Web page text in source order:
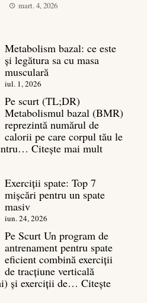
mart. 4, 2026
Metabolism bazal: ce este
și legătura sa cu masa
musculară
iul. 1, 2026
Pe scurt (TL;DR)
Metabolismul bazal (BMR)
reprezintă numărul de
calorii pe care corpul tău le
Citește mai mult:
este
sa
cu
masa
musculară
Exerciții spate: Top 7
mișcări pentru un spate
masiv
iun. 24, 2026
Pe Scurt Un program de
antrenament pentru spate
eficient combină exerciții
de tracțiune verticală
și exerciții de… Citește